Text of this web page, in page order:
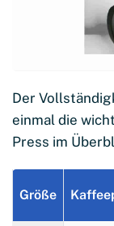
Der
einmal die
Press im
Größe